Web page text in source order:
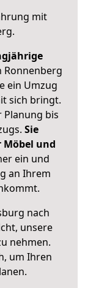
mit
.
Ronnenberg
ein Umzug
sich bringt.
Planung bis
Sie
und
ein und
an Ihrem
nach
unsere
nehmen.
um Ihren